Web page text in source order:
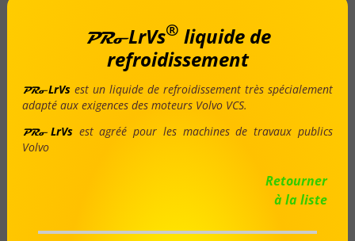
PRoLrVs® liquide de
refroidissement
PRoLrVsest un liquide de refroidissement très spécialement
adapté aux exigences des moteurs Volvo VCS.
PRoLrVsest agréé pour les machines de travaux publics
Volvo
Retourner
à la liste